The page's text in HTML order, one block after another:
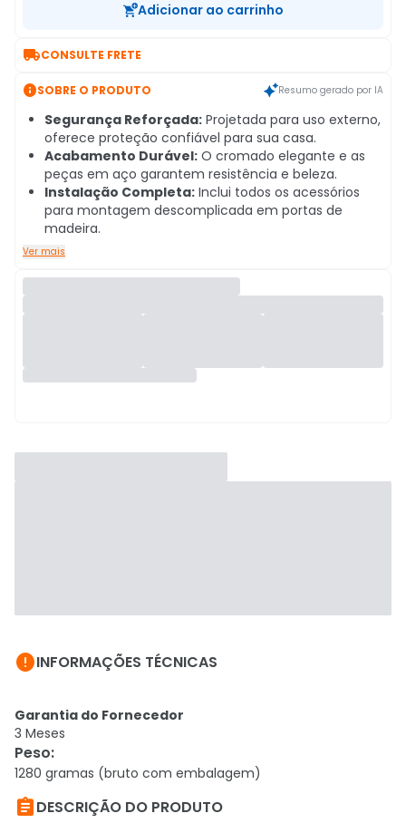
Adicionar ao carrinho
CONSULTE FRETE
SOBRE O PRODUTO Resumo gerado por IA
Segurança Reforçada: Projetada para uso externo,
oferece proteção confiável para sua casa.
Acabamento Durável: O cromado elegante e as
peças em aço garantem resistência e beleza.
Instalação Completa: Inclui todos os acessórios
para montagem descomplicada em portas de
madeira.
Ver mais
INFORMAÇÕES TÉCNICAS
Garantia do Fornecedor
3 Meses
Peso:
1280 gramas (bruto com embalagem)
DESCRIÇÃO DO PRODUTO